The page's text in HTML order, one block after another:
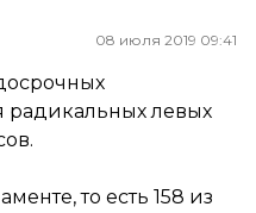
08 июля 2019 09:41
радикальных левых
то есть 158 из